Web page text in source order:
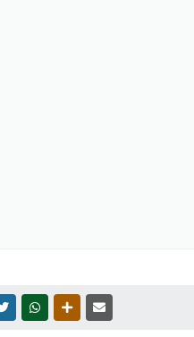
TWITTERWHATSAPPOUTRAS MÍDIAS